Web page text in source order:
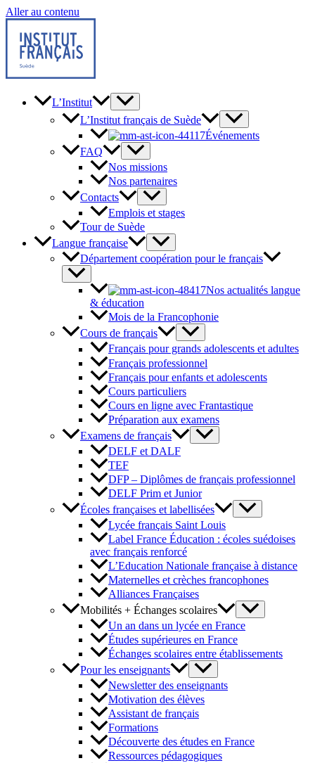
Aller au contenu
L’Institut
L’Institut français de Suède
Événements
FAQ
Nos missions
Nos partenaires
Contacts
Emplois et stages
Tour de Suède
Langue française
Département coopération pour le français
Nos actualités langue
& éducation
Mois de la Francophonie
Cours de français
Français pour grands adolescents et adultes
Français professionnel
Français pour enfants et adolescents
Cours particuliers
Cours en ligne avec Frantastique
Préparation aux examens
Examens de français
DELF et DALF
TEF
DFP – Diplômes de français professionnel
DELF Prim et Junior
Écoles françaises et labellisées
Lycée français Saint Louis
Label France Éducation : écoles suédoises
avec français renforcé
L’Education Nationale française à distance
Maternelles et crèches francophones
Alliances Françaises
Mobilités + Échanges scolaires
Un an dans un lycée en France
Études supérieures en France
Échanges scolaires entre établissements
Pour les enseignants
Newsletter des enseignants
Motivation des élèves
Assistant de français
Formations
Découverte des études en France
Ressources pédagogiques